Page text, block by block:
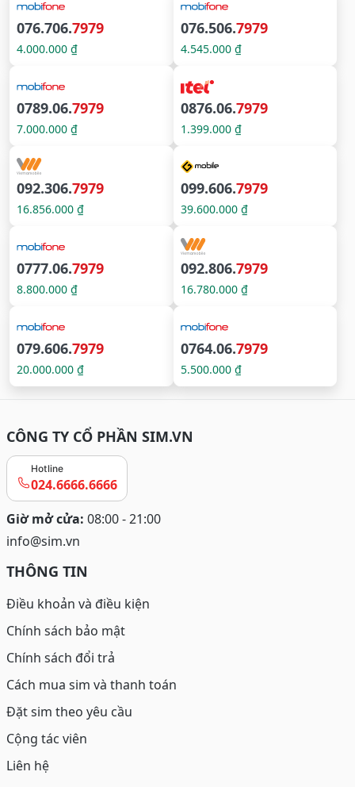
076.706.7979
4.000.000 ₫
076.506.7979
4.545.000 ₫
0789.06.7979
7.000.000 ₫
0876.06.7979
1.399.000 ₫
092.306.7979
16.856.000 ₫
099.606.7979
39.600.000 ₫
0777.06.7979
8.800.000 ₫
092.806.7979
16.780.000 ₫
079.606.7979
20.000.000 ₫
0764.06.7979
5.500.000 ₫
CÔNG TY CỔ PHẦN SIM.VN
Hotline
024.6666.6666
Giờ mở cửa: 08:00 - 21:00
info@sim.vn
THÔNG TIN
Điều khoản và điều kiện
Chính sách bảo mật
Chính sách đổi trả
Cách mua sim và thanh toán
Đặt sim theo yêu cầu
Cộng tác viên
Liên hệ